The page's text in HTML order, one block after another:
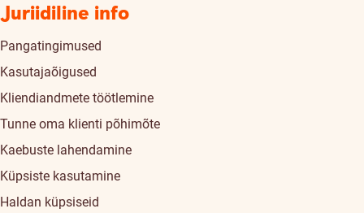
Juriidiline info
Pangatingimused
Kasutajaõigused
Kliendiandmete töötlemine
Tunne oma klienti põhimõte
Kaebuste lahendamine
Küpsiste kasutamine
Haldan küpsiseid